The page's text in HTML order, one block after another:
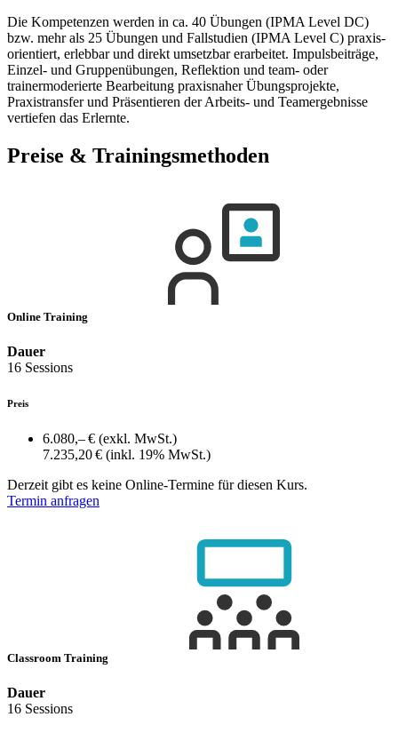
Die Kompetenzen werden in ca. 40 Übungen (IPMA Level DC)
bzw. mehr als 25 Übungen und Fallstudien (IPMA Level C) praxis-
orientiert, erlebbar und direkt umsetzbar erarbeitet. Impulsbeiträge,
Einzel- und Gruppenübungen, Reflektion und team- oder
trainermoderierte Bearbeitung praxisnaher Übungsprojekte,
Praxistransfer und Präsentieren der Arbeits- und Teamergebnisse
vertiefen das Erlernte.
Preise & Trainingsmethoden
Online Training
Dauer
16 Sessions
Preis
6.080,– € (exkl. MwSt.)
7.235,20 € (inkl. 19% MwSt.)
Derzeit gibt es keine Online-Termine für diesen Kurs.
Termin anfragen
Classroom Training
Dauer
16 Sessions